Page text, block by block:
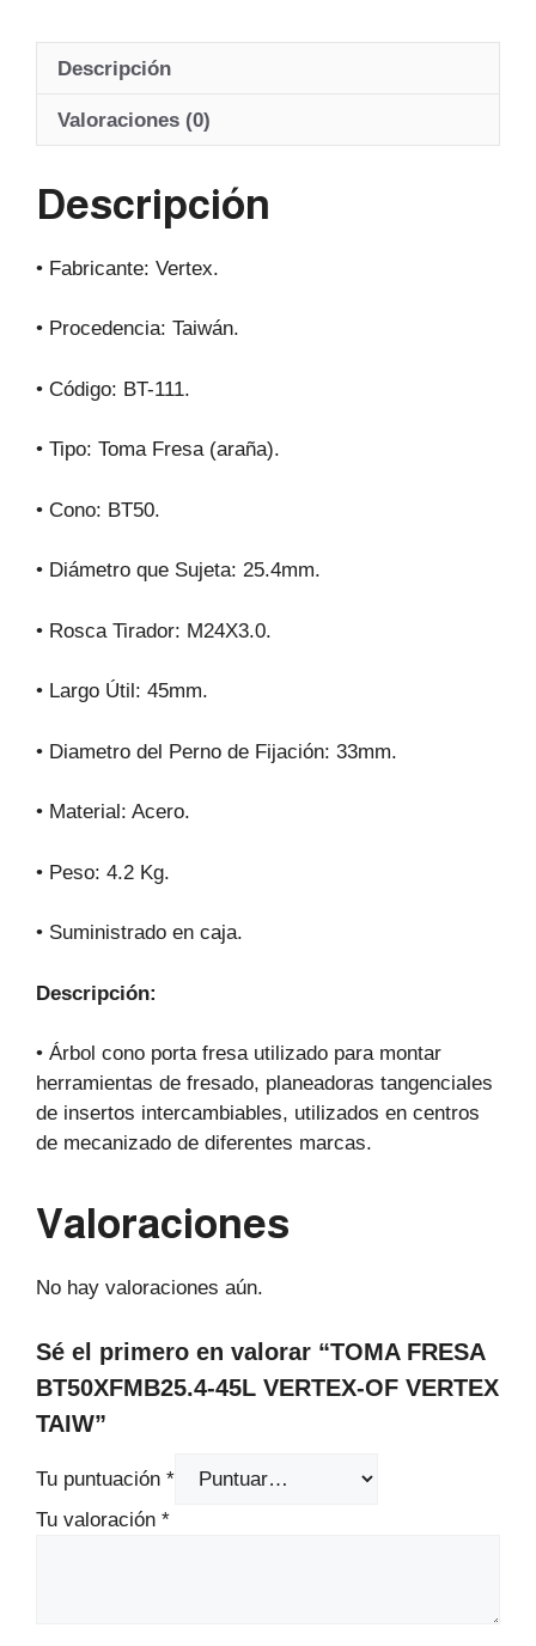
at
A
p
c
b
o
e
a
ail
Descripción
Valoraciones (0)
Descripción
• Fabricante: Vertex.
• Procedencia: Taiwán.
• Código: BT-111.
• Tipo: Toma Fresa (araña).
• Cono: BT50.
• Diámetro que Sujeta: 25.4mm.
• Rosca Tirador: M24X3.0.
• Largo Útil: 45mm.
• Diametro del Perno de Fijación: 33mm.
• Material: Acero.
• Peso: 4.2 Kg.
• Suministrado en caja.
Descripción:
• Árbol cono porta fresa utilizado para montar
herramientas de fresado, planeadoras tangenciales
de insertos intercambiables, utilizados en centros
de mecanizado de diferentes marcas.
Valoraciones
No hay valoraciones aún.
Sé el primero en valorar “TOMA FRESA
BT50XFMB25.4-45L VERTEX-OF VERTEX
TAIW”
Tu puntuación *
Tu valoración *